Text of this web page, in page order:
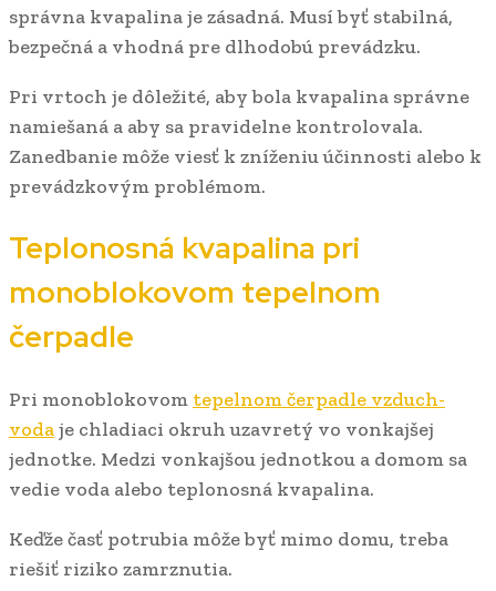
správna kvapalina je zásadná. Musí byť stabilná,
bezpečná a vhodná pre dlhodobú prevádzku.
Pri vrtoch je dôležité, aby bola kvapalina správne
namiešaná a aby sa pravidelne kontrolovala.
Zanedbanie môže viesť k zníženiu účinnosti alebo k
prevádzkovým problémom.
Teplonosná kvapalina pri
monoblokovom tepelnom
čerpadle
Pri monoblokovom tepelnom čerpadle vzduch-
vodaje chladiaci okruh uzavretý vo vonkajšej
jednotke. Medzi vonkajšou jednotkou a domom sa
vedie voda alebo teplonosná kvapalina.
Keďže časť potrubia môže byť mimo domu, treba
riešiť riziko zamrznutia.